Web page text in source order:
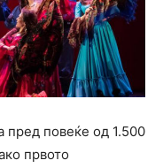
пред повеќе од 1.500
првото